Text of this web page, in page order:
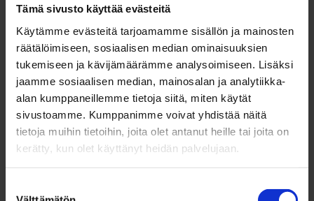
Tämä sivusto käyttää evästeitä
Käytämme evästeitä tarjoamamme sisällön ja mainosten
räätälöimiseen, sosiaalisen median ominaisuuksien
tukemiseen ja kävijämäärämme analysoimiseen. Lisäksi
jaamme sosiaalisen median, mainosalan ja analytiikka-
alan kumppaneillemme tietoja siitä, miten käytät
sivustoamme. Kumppanimme voivat yhdistää näitä
tietoja muihin tietoihin, joita olet antanut heille tai joita on
kerätty, kun olet käyttänyt heidän palvelujaan.
jonka tekijällä on asianmukainen pätevyys ja vastuu.
Ilmainen hinta-arvio, jota monet välittäjät tarjoavat
myyntitoimeksiantoa varten, perustuu alueen
toteutuneisiin kauppoihin ja välittäjän
markkinatuntemukseen. Se on käytännöllinen työkalu
myyntipäätöstä tehtäessä, mutta ei aina riitä virallisiin
juridisiin tarkoituksiin.
Me Westhouse LKV:lla teemme kirjallisia arvioita pankki-,
perunkirja-, ositus- ja muita virallisia tarpeita varten.